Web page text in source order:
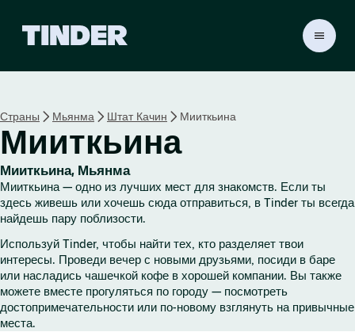
а
я
с
р
а
н
ц
а
T
i
n
Страны Мьянма Штат Качин Мииткьина
Мииткьина
Мииткьина, Мьянма
Мииткьина — одно из лучших мест для знакомств. Если ты
здесь живешь или хочешь сюда отправиться, в Tinder ты всегда
найдешь пару поблизости.
Используй Tinder, чтобы найти тех, кто разделяет твои
интересы. Проведи вечер с новыми друзьями, посиди в баре
или насладись чашечкой кофе в хорошей компании. Вы также
можете вместе прогуляться по городу — посмотреть
достопримечательности или по-новому взглянуть на привычные
места.